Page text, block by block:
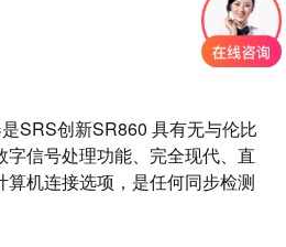
SRS创新SR860 具有无与伦比
字信号处理功能、完全现代、直
机连接选项，是任何同步检测